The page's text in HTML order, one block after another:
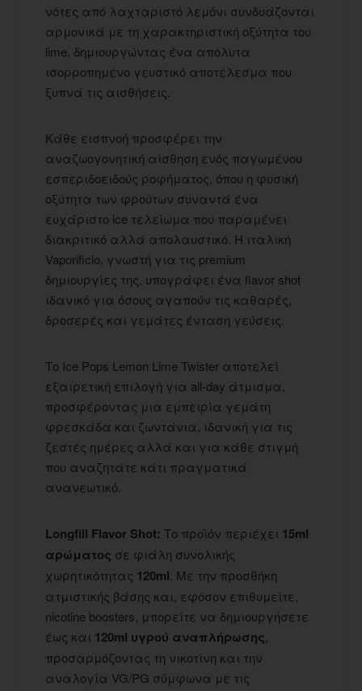
νότες από λαχταριστό λεμόνι συνδυάζονται
αρμονικά με τη χαρακτηριστική οξύτητα του
lime, δημιουργώντας ένα απόλυτα
ισορροπημένο γευστικό αποτέλεσμα που
ξυπνά τις αισθήσεις.
Κάθε εισπνοή προσφέρει την
αναζωογονητική αίσθηση ενός παγωμένου
εσπεριδοειδούς ροφήματος, όπου η φυσική
οξύτητα των φρούτων συναντά ένα
ευχάριστο ice τελείωμα που παραμένει
διακριτικό αλλά απολαυστικό. Η ιταλική
Vaporificio, γνωστή για τις premium
δημιουργίες της, υπογράφει ένα flavor shot
ιδανικό για όσους αγαπούν τις καθαρές,
δροσερές και γεμάτες ένταση γεύσεις.
Το Ice Pops Lemon Lime Twister αποτελεί
εξαιρετική επιλογή για all-day άτμισμα,
προσφέροντας μια εμπειρία γεμάτη
φρεσκάδα και ζωντάνια, ιδανική για τις
ζεστές ημέρες αλλά και για κάθε στιγμή
που αναζητάτε κάτι πραγματικά
ανανεωτικό.
Longfill Flavor Shot: Το προϊόν περιέχει 15ml
αρώματος σε φιάλη συνολικής
χωρητικότητας 120ml . Με την προσθήκη
ατμιστικής βάσης και, εφόσον επιθυμείτε,
nicotine boosters, μπορείτε να δημιουργήσετε
έως και 120ml υγρού αναπλήρωσης
προσαρμόζοντας τη νικοτίνη και την
αναλογία VG/PG σύμφωνα με τις